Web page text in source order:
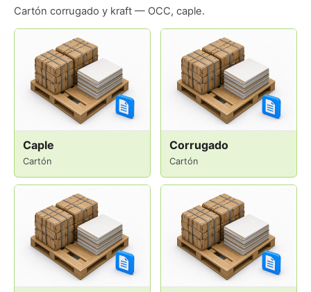
Cartón corrugado y kraft — OCC, caple.
Caple
Cartón
Corrugado
Cartón